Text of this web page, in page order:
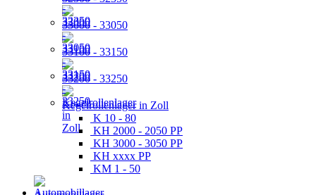
33000 - 33050
33100 - 33150
33200 - 33250
Kegelrollenlager in Zoll
K 10 - 80
KH 2000 - 2050 PP
KH 3000 - 3050 PP
KH xxxx PP
KM 1 - 50